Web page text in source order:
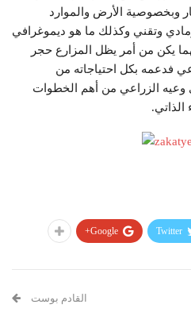
وبخصوصية الأرض والموارد
وتقني وكذلك ما هو ديموغرافي
يكن من أمر يظل المزارع حجر
فدعمه بكل احتياجاته من
وعيه الزراعي من أهم الخطوات
Twitter
Google+
القادم بوست